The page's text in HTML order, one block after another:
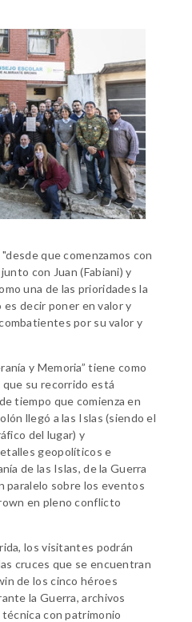
que comenzamos con
con Juan (Fabiani) y
una de las prioridades la
decir poner en valor y
por su valor y
y Memoria” tiene como
su recorrido está
tiempo que comienza en
llegó a las Islas (siendo el
del lugar) y
geopolíticos e
de las Islas, de la Guerra
paralelo sobre los eventos
en pleno conflicto
los visitantes podrán
cruces que se encuentran
de los cinco héroes
la Guerra, archivos
con patrimonio